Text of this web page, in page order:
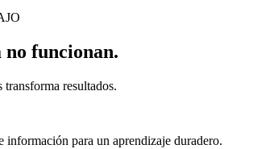
no funcionan.
resultados.
información para un aprendizaje duradero.